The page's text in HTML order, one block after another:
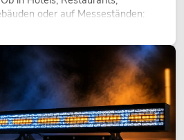
oder auf Messeständen:
gehört heute längst zum